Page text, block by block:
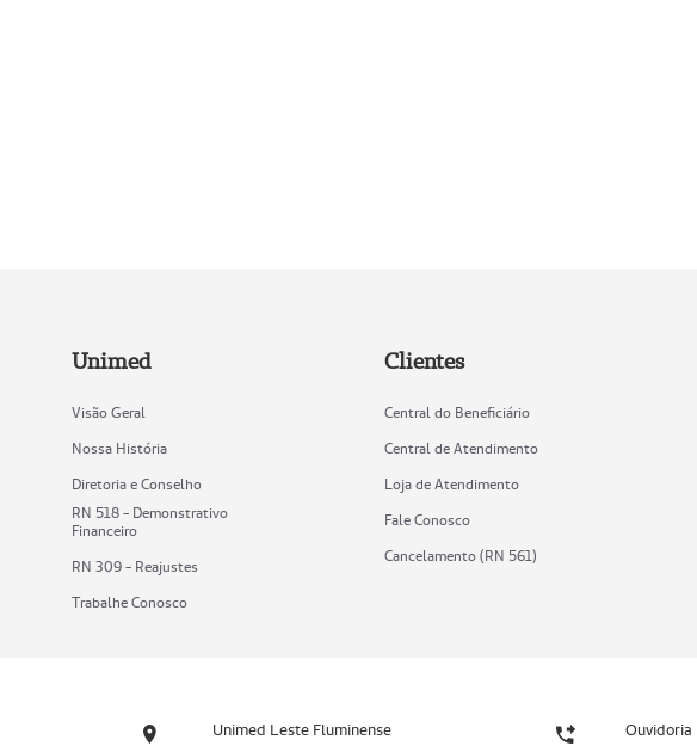
Unimed
Visão Geral
Nossa História
Diretoria e Conselho
RN 518 - Demonstrativo
Financeiro
RN 309 - Reajustes
Trabalhe Conosco
Clientes
Central do Beneficiário
Central de Atendimento
Loja de Atendimento
Fale Conosco
Cancelamento (RN 561)
Unimed Leste Fluminense Ouvidoria